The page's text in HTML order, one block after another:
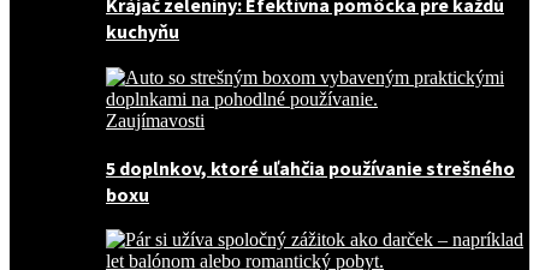
Krájač zeleniny: Efektívna pomôcka pre každú
kuchyňu
Zaujímavosti
5 doplnkov, ktoré uľahčia používanie strešného
boxu